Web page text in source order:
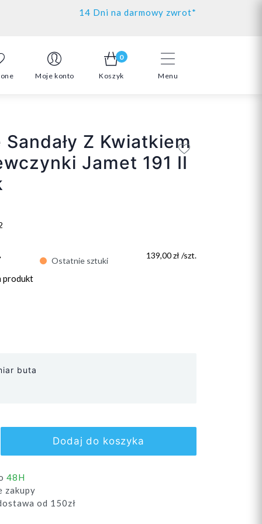
14 Dni na darmowy zwrot*
Menu
Moje konto
0
Koszyk
Z Kwiatkiem
Jamet 191 II
Ostatnie sztuki
139,00 zł /szt.
produkt
buta
Dodaj do koszyka
48H
zakupy
od 150zł